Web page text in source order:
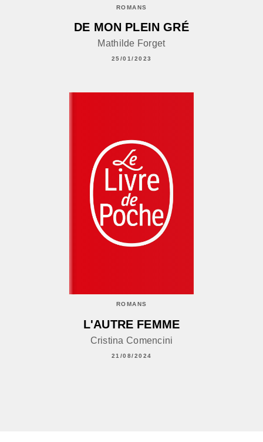
ROMANS
DE MON PLEIN GRÉ
Mathilde Forget
25/01/2023
ROMANS
L'AUTRE FEMME
Cristina Comencini
21/08/2024